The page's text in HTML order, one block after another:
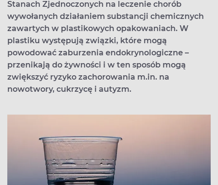
Stanach Zjednoczonych na leczenie chorób
wywołanych działaniem substancji chemicznych
zawartych w plastikowych opakowaniach. W
plastiku występują związki, które mogą
powodować zaburzenia endokrynologiczne –
przenikają do żywności i w ten sposób mogą
zwiększyć ryzyko zachorowania m.in. na
nowotwory, cukrzycę i autyzm.